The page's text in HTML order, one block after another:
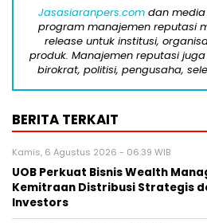
Jasasiaranpers.com dan media
program manajemen reputasi
release untuk institusi,
produk. Manajemen reputasi
birokrat, politisi, pengusaha,
BERITA TERKAIT
Kamis, 6 Agustus 2026 - 06:39 WIB
UOB Perkuat Bisnis Wealth
Kemitraan Distribusi Strategis
Investors